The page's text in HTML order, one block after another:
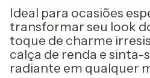
Ideal para ocasiões
transformar seu look
toque de charme
calça de renda e sinta-
radiante em qualquer